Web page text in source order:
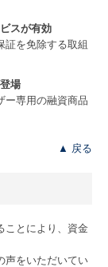
スが有効
証を免除する取組
場
ー専用の融資商品
▲ 戻る
ことにより、資金
声をいただいてい